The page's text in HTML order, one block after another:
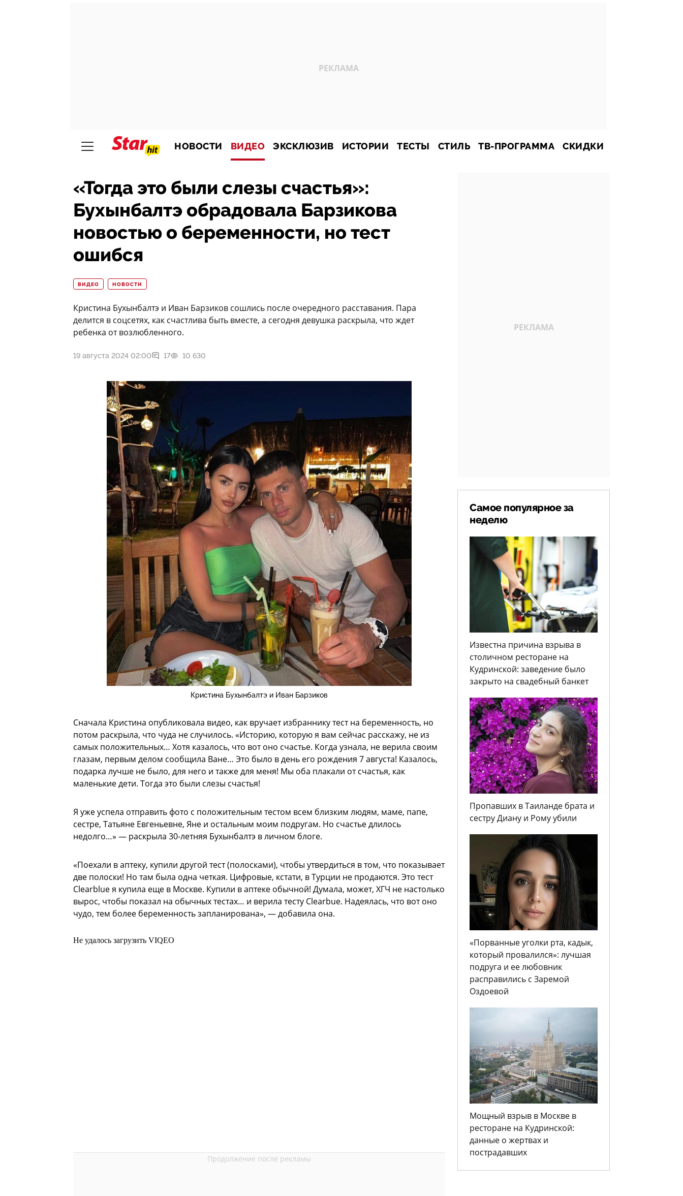
НОВОСТИ ВИДЕО ЭКСКЛЮЗИВ ИСТОРИИ ТЕСТЫ СТИЛЬ ТВ-ПРОГРАММА СКИДКИ
«Тогда это были слезы счастья»:
Бухынбалтэ обрадовала Барзикова
новостью о беременности, но тест
ошибся
ВИДЕО НОВОСТИ
Кристина Бухынбалтэ и Иван Барзиков сошлись после очередного расставания. Пара
делится в соцсетях, как счастлива быть вместе, а сегодня девушка раскрыла, что ждет
ребенка от возлюбленного.
19 августа 2024 02:00 17 10 630
Кристина Бухынбалтэ и Иван Барзиков
Сначала Кристина опубликовала видео, как вручает избраннику тест на беременность, но
потом раскрыла, что чуда не случилось. «Историю, которую я вам сейчас расскажу, не из
самых положительных… Хотя казалось, что вот оно счастье. Когда узнала, не верила своим
глазам, первым делом сообщила Ване… Это было в день его рождения 7 августа! Казалось,
подарка лучше не было, для него и также для меня! Мы оба плакали от счастья, как
маленькие дети. Тогда это были слезы счастья!
Я уже успела отправить фото с положительным тестом всем близким людям, маме, папе,
сестре, Татьяне Евгеньевне, Яне и остальным моим подругам. Но счастье длилось
недолго…» — раскрыла 30-летняя Бухынбалтэ в личном блоге.
«Поехали в аптеку, купили другой тест (полосками), чтобы утвердиться в том, что показывает
две полоски! Но там была одна четкая. Цифровые, кстати, в Турции не продаются. Это тест
Clearblue я купила еще в Москве. Купили в аптеке обычной! Думала, может, ХГЧ не настолько
вырос, чтобы показал на обычных тестах… и верила тесту Clearbue. Надеялась, что вот оно
чудо, тем более беременность запланирована», — добавила она.
Не удалось загрузить VIQEO
Самое популярное за
неделю
Известна причина взрыва в
столичном ресторане на
Кудринской: заведение было
закрыто на свадебный банкет
Пропавших в Таиланде брата и
сестру Диану и Рому убили
«Порванные уголки рта, кадык,
который провалился»: лучшая
подруга и ее любовник
расправились с Заремой
Оздоевой
Мощный взрыв в Москве в
ресторане на Кудринской:
данные о жертвах и
пострадавших